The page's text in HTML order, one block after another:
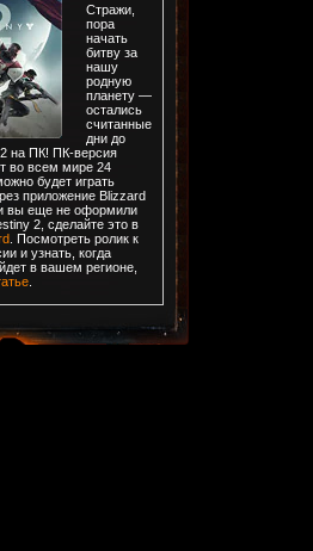
Стражи,
пора
начать
битву за
нашу
родную
планету —
остались
считанные
дни до
на ПК! ПК-версия
во всем мире 24
будет играть
приложение Blizzard
вы еще не оформили
2, сделайте это в
. Посмотреть ролик к
и узнать, когда
в вашем регионе,
.